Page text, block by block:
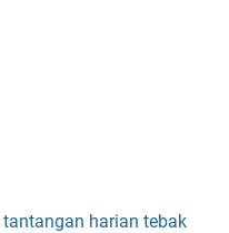
tantangan harian tebak